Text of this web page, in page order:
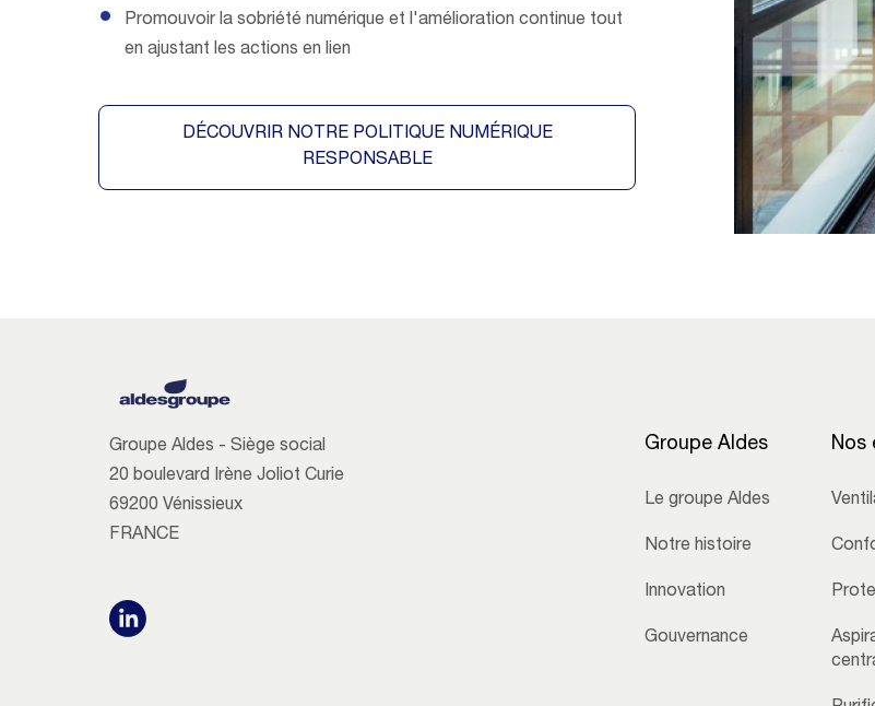
Promouvoir la sobriété numérique et l'amélioration continue tout
en ajustant les actions en lien
DÉCOUVRIR NOTRE POLITIQUE NUMÉRIQUE
RESPONSABLE
Groupe Aldes - Siège social
20 boulevard Irène Joliot Curie
69200 Vénissieux
FRANCE
Groupe Aldes
Le groupe Aldes
Notre histoire
Innovation
Gouvernance
Nos